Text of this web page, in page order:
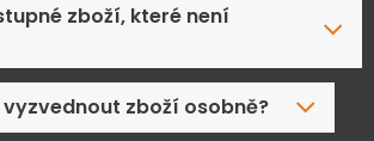
zboží, které není
vyzvednout zboží osobně?